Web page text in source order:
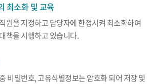
최소화 및 교육
원을 지정하고 담당자에 한정시켜 최소화하여
책을 시행하고 있습니다.
비밀번호, 고유식별정보는 암호화 되어 저장 및